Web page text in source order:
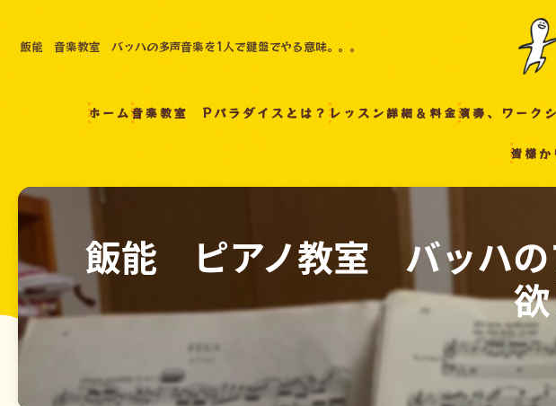
飯能 音楽教室 バッハの多声音楽を1人で鍵盤でやる意味。。。
ホーム音楽教室 Pパラダイスとは？ レッスン詳細＆料金演奏、ワーク
皆様か
飯能 ピアノ教室 バッハの